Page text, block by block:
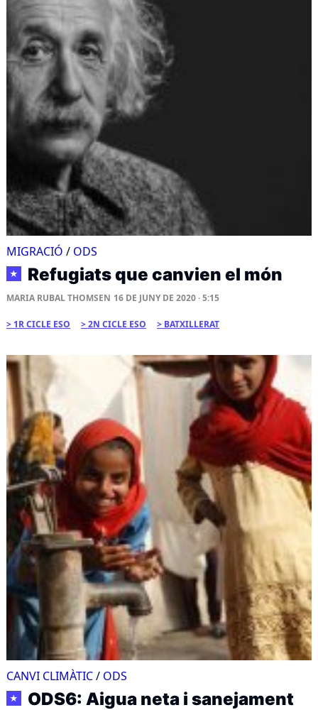
MIGRACIÓ / ODS
★ Refugiats que canvien el món
MARIA RUBAL THOMSEN 16 DE JUNY DE 2020 · 5:15
1R CICLE ESO 2N CICLE ESO BATXILLERAT
CANVI CLIMÀTIC/ ODS
★ ODS6: Aigua neta i sanejament